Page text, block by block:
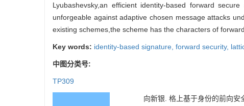
Lyubashevsky,an efficient identity-based forward
unforgeable against adaptive chosen message attacks
existing schemes,the scheme has the characters of
Key words: identity-based signature, forward security,
中图分类号:
TP309
向新银. 格上基于身份的前向安